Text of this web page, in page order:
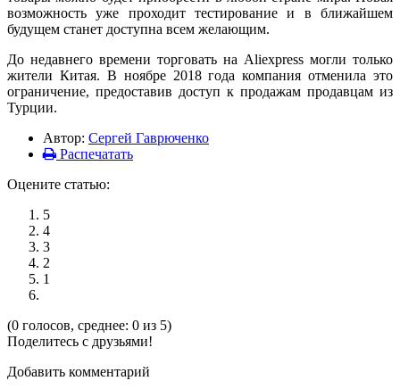
возможность уже проходит тестирование и в ближайшем
будущем станет доступна всем желающим.
До недавнего времени торговать на Aliexpress могли только
жители Китая. В ноябре 2018 года компания отменила это
ограничение, предоставив доступ к продажам продавцам из
Турции.
Автор: Сергей Гаврюченко
Распечатать
Оцените статью:
5
4
3
2
1
(0 голосов, среднее: 0 из 5)
Поделитесь с друзьями!
Добавить комментарий